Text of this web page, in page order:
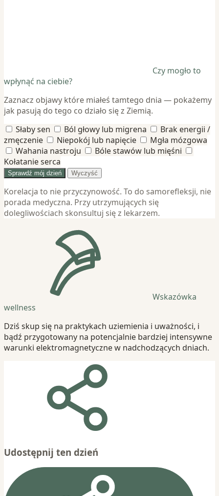
Czy mogło to
wpłynąć na ciebie?
Zaznacz objawy które miałeś tamtego dnia — pokażemy
jak pasują do tego co działo się z Ziemią.
Słaby sen
Ból głowy lub migrena
Brak energii /
zmęczenie
Niepokój lub napięcie
Mgła mózgowa
Wahania nastroju
Bóle stawów lub mięśni
Kołatanie serca
Sprawdź mój dzień Wyczyść
Korelacja to nie przyczynowość. To do samorefleksji, nie
porada medyczna. Przy utrzymujących się
dolegliwościach skonsultuj się z lekarzem.
Wskazówka
wellness
Dziś skup się na praktykach uziemienia i uważności, i
bądź przygotowany na potencjalnie bardziej intensywne
warunki elektromagnetyczne w nadchodzących dniach.
Udostępnij ten dzień